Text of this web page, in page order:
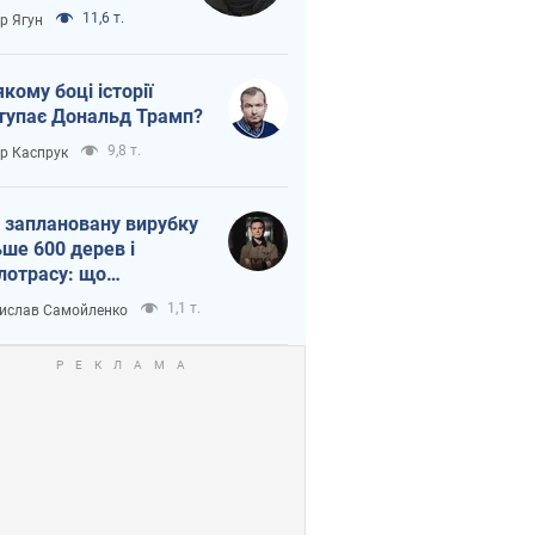
логістика
Ягун 11,6 т.
боці історії
Дональд Трамп?
Каспрук 9,8 т.
вирубку
600 дерев і
що
на Теремках
Самойленко 1,1 т.